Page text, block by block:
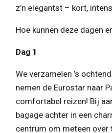
z’n elegantst – kort,
Hoe kunnen deze dagen
Dag 1
We verzamelen ’s
nemen de Eurostar naar
comfortabel reizen! Bij
bagage achter in een
centrum om meteen over